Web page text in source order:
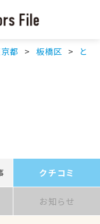
都 板橋区 と
クチコミ
お知らせ